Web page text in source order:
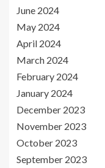
June 2024
May 2024
April 2024
March 2024
February 2024
January 2024
December 2023
November 2023
October 2023
September 2023